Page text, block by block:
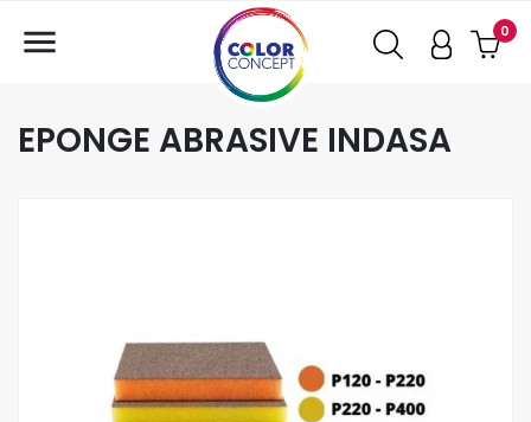
0

EPONGE ABRASIVE INDASA